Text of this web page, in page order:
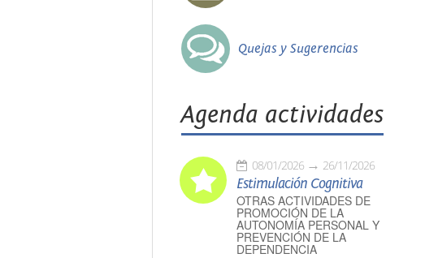
Quejas y Sugerencias
Agenda actividades
08/01/2026 26/11/2026
Estimulación Cognitiva
OTRAS ACTIVIDADES DE
PROMOCIÓN DE LA
AUTONOMÍA PERSONAL Y
PREVENCIÓN DE LA
DEPENDENCIA